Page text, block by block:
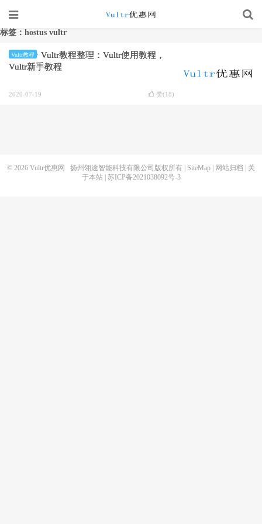
标签：hostus vultr
Vultr教程
Vultr教程整理：Vultr使用教程，
Vultr新手教程
2020-07-19 赞(18)
© 2026 Vultr优惠网 扬州翎途智能科技有限公司版权所有 | SiteMap 网站归档
关
于本站| 苏ICP备2021038092号-3